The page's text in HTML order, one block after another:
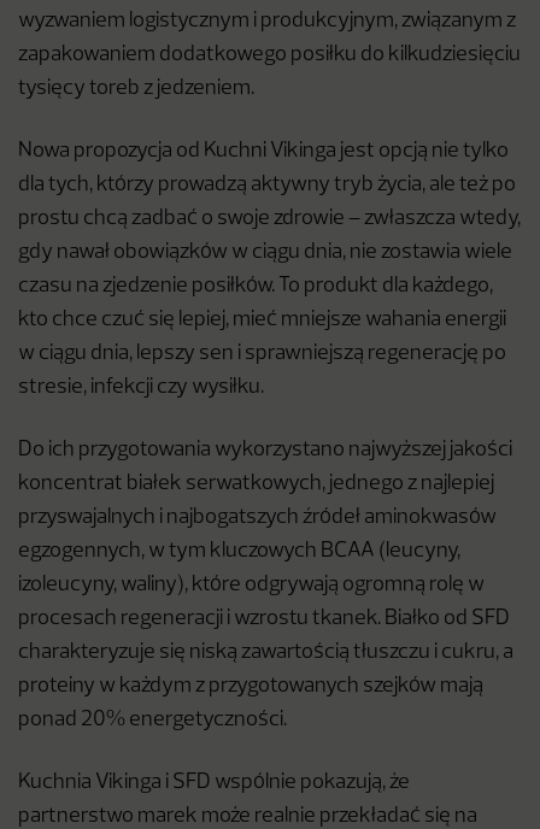
wyzwaniem logistycznym i produkcyjnym, związanym z
zapakowaniem dodatkowego posiłku do kilkudziesięciu
tysięcy toreb z jedzeniem.
Nowa propozycja od Kuchni Vikinga jest opcją nie tylko
dla tych, którzy prowadzą aktywny tryb życia, ale też po
prostu chcą zadbać o swoje zdrowie – zwłaszcza wtedy,
gdy nawał obowiązków w ciągu dnia, nie zostawia wiele
czasu na zjedzenie posiłków. To produkt dla każdego,
kto chce czuć się lepiej, mieć mniejsze wahania energii
w ciągu dnia, lepszy sen i sprawniejszą regenerację po
stresie, infekcji czy wysiłku.
Do ich przygotowania wykorzystano najwyższej jakości
koncentrat białek serwatkowych, jednego z najlepiej
przyswajalnych i najbogatszych źródeł aminokwasów
egzogennych, w tym kluczowych BCAA (leucyny,
izoleucyny, waliny), które odgrywają ogromną rolę w
procesach regeneracji i wzrostu tkanek. Białko od SFD
charakteryzuje się niską zawartością tłuszczu i cukru, a
proteiny w każdym z przygotowanych szejków mają
ponad 20% energetyczności.
Kuchnia Vikinga i SFD wspólnie pokazują, że
partnerstwo marek może realnie przekładać się na